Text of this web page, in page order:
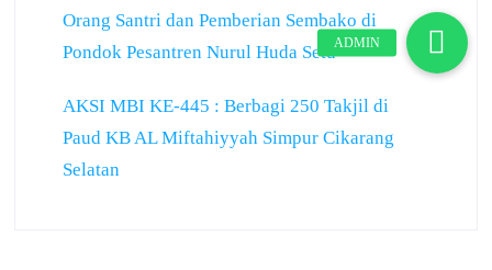
Orang Santri dan Pemberian Sembako di
Pondok Pesantren Nurul Huda Setu
AKSI MBI KE-445 : Berbagi 250 Takjil di
Paud KB AL Miftahiyyah Simpur Cikarang
Selatan